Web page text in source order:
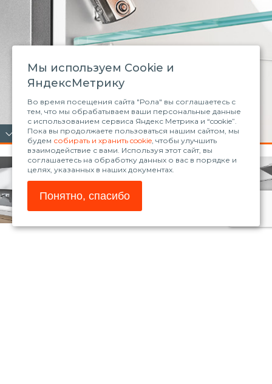
Мы используем Сookie и
ЯндексМетрику
Во время посещения сайта "Рола" вы соглашаетесь с
тем, что мы обрабатываем ваши персональные данные
с использованием сервиса Яндекс Метрика и “cookie”.
Пока вы продолжаете пользоваться нашим сайтом, мы
будем собирать и хранить cookie, чтобы улучшить
взаимодействие с вами. Используя этот сайт, вы
соглашаетесь на обработку данных о вас в порядке и
целях, указанных в наших документах.
Понятно, спасибо